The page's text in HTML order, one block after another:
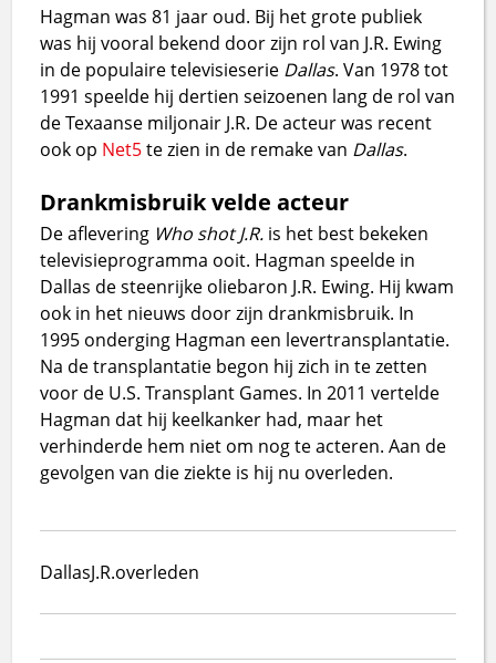
Hagman was 81 jaar oud. Bij het grote publiek
was hij vooral bekend door zijn rol van J.R. Ewing
in de populaire televisieserie Dallas. Van 1978 tot
1991 speelde hij dertien seizoenen lang de rol van
de Texaanse miljonair J.R. De acteur was recent
ook op Net5te zien in de remake van Dallas.
Drankmisbruik velde acteur
De aflevering Who shot J.R. is het best bekeken
televisieprogramma ooit. Hagman speelde in
Dallas de steenrijke oliebaron J.R. Ewing. Hij kwam
ook in het nieuws door zijn drankmisbruik. In
1995 onderging Hagman een levertransplantatie.
Na de transplantatie begon hij zich in te zetten
voor de U.S. Transplant Games. In 2011 vertelde
Hagman dat hij keelkanker had, maar het
verhinderde hem niet om nog te acteren. Aan de
gevolgen van die ziekte is hij nu overleden.
DallasJ.R.overleden